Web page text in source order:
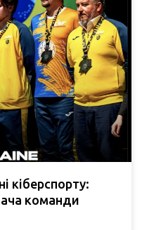
кіберспорту:
команди